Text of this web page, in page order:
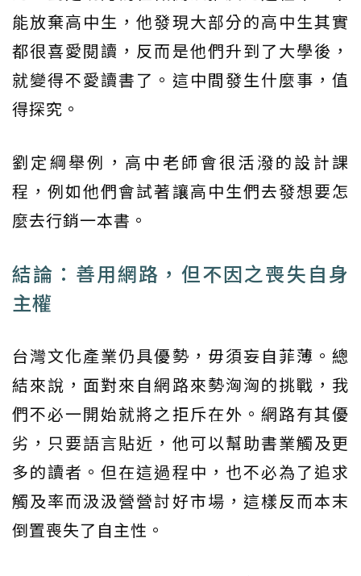
能放棄高中生，他發現大部分的高中生其實
都很喜愛閱讀，反而是他們升到了大學後，
就變得不愛讀書了。這中間發生什麼事，值
得探究。
劉定綱舉例，高中老師會很活潑的設計課
程，例如他們會試著讓高中生們去發想要怎
麼去行銷一本書。
結論：善用網路，但不因之喪失自身
主權
台灣文化產業仍具優勢，毋須妄自菲薄。總
結來說，面對來自網路來勢洶洶的挑戰，我
們不必一開始就將之拒斥在外。網路有其優
劣，只要語言貼近，他可以幫助書業觸及更
多的讀者。但在這過程中，也不必為了追求
觸及率而汲汲營營討好市場，這樣反而本末
倒置喪失了自主性。